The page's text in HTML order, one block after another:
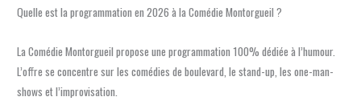
Quelle est la programmation en 2026 à la Comédie Montorgueil ?
La Comédie Montorgueil propose une programmation 100% dédiée à l’humour.
L’offre se concentre sur les comédies de boulevard, le stand-up, les one-man-
shows et l’improvisation.